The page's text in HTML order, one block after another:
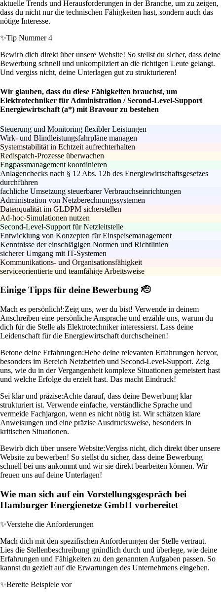
aktuelle Trends und Herausforderungen in der Branche, um zu zeigen,
dass du nicht nur die technischen Fähigkeiten hast, sondern auch das
nötige Interesse.
✨Tip Nummer 4
Bewirb dich direkt über unsere Website! So stellst du sicher, dass deine
Bewerbung schnell und unkompliziert an die richtigen Leute gelangt.
Und vergiss nicht, deine Unterlagen gut zu strukturieren!
Wir glauben, dass du diese Fähigkeiten brauchst, um
Elektrotechniker für Administration / Second-Level-Support
Energiewirtschaft (a*) mit Bravour zu bestehen
Steuerung und Monitoring flexibler Leistungen
Wirk- und Blindleistungsfahrpläne managen
Systemstabilität in Echtzeit aufrechterhalten
Redispatch-Prozesse überwachen
Engpassmanagement koordinieren
Anlagenchecks nach § 12 Abs. 12b des Energiewirtschaftsgesetzes
durchführen
fachliche Umsetzung steuerbarer Verbrauchseinrichtungen
Administration von Netzberechnungssystemen
Datenqualität im GLDPM sicherstellen
Ad-hoc-Simulationen nutzen
Second-Level-Support für Netzleitstelle
Entwicklung von Konzepten für Einspeisemanagement
Kenntnisse der einschlägigen Normen und Richtlinien
sicherer Umgang mit IT-Systemen
Kommunikations- und Organisationsfähigkeit
serviceorientierte und teamfähige Arbeitsweise
Einige Tipps für deine Bewerbung 🫡
Mach es persönlich!:Zeig uns, wer du bist! Verwende in deinem
Anschreiben eine persönliche Ansprache und erzähle uns, warum du
dich für die Stelle als Elektrotechniker interessierst. Lass deine
Leidenschaft für die Energiewirtschaft durchscheinen!
Betone deine Erfahrungen:Hebe deine relevanten Erfahrungen hervor,
besonders im Bereich Netzbetrieb und Second-Level-Support. Zeig
uns, wie du in der Vergangenheit komplexe Situationen gemeistert hast
und welche Erfolge du erzielt hast. Das macht Eindruck!
Sei klar und präzise:Achte darauf, dass deine Bewerbung klar
strukturiert ist. Verwende einfache, verständliche Sprache und
vermeide Fachjargon, wenn es nicht nötig ist. Wir schätzen klare
Anweisungen und eine präzise Ausdrucksweise, besonders in
kritischen Situationen.
Bewirb dich über unsere Website:Vergiss nicht, dich direkt über unsere
Website zu bewerben! So stellst du sicher, dass deine Bewerbung
schnell bei uns ankommt und wir sie direkt bearbeiten können. Wir
freuen uns auf deine Unterlagen!
Wie man sich auf ein Vorstellungsgespräch bei
Hamburger Energienetze GmbH vorbereitet
✨Verstehe die Anforderungen
Mach dich mit den spezifischen Anforderungen der Stelle vertraut.
Lies die Stellenbeschreibung gründlich durch und überlege, wie deine
Erfahrungen und Fähigkeiten zu den genannten Aufgaben passen. So
kannst du gezielt auf die Erwartungen des Unternehmens eingehen.
✨Bereite Beispiele vor